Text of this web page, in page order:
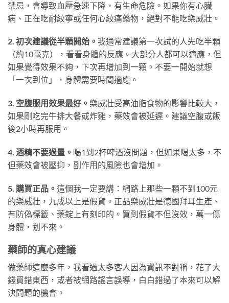
禁忌，會導致血壓急速下降，有生命危險。如果你有心臟
病、正在吃耐絞寧或任何心絞痛藥物，絕對不能吃樂威壯。
2. 初次建議從半顆開始。 我通常建議第一次試的人先吃半顆
（約10毫克），看看身體的反應。大部分人都可以適應，但
如果覺得效果不夠，下次再增加到一顆。不要一開始就想
「一次到位」，身體需要時間適應。
3. 空腹服用效果最好。 樂威壯受高油脂食物的影響比較大，
如果剛吃完牛排大餐或炸雞，藥效會被延遲。建議空腹或飯
後2小時再服用。
4. 酒精不要過量。 喝1到2杯啤酒沒問題，但如果喝太多，不
但藥效會被壓抑，副作用的風險也會增加。
5. 購買正品。 這個我一定要講：網路上那些一顆不到100元
的樂威壯，九成以上是假貨。正品樂威壯是德國拜耳生產、
有防偽標籤、藥錠上有刻印的。買到假貨不但沒效，萬一傷
身體，划不來。
藥師的真心建議
做藥師這麼多年，我看過太多客人因為資訊不對稱，花了大
錢買錯東西，或者被網路謠言誤導，白白錯過了本來可以解
決問題的機會。